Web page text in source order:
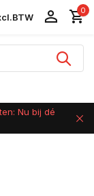
BTW
0
Nu bij dé